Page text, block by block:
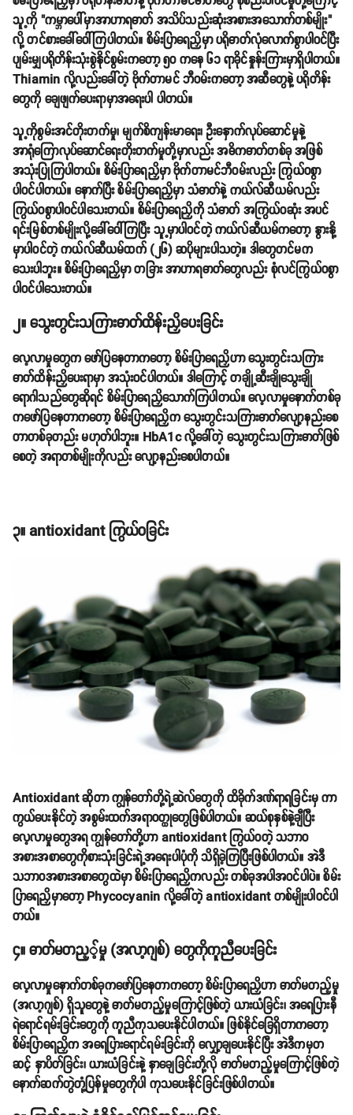
သူ့ကို "ကမ္ဘာပေါ်မှာအာဟာရဓာတ် အသိပ်သည်းဆုံးအစားအသောက်တစ်မျိုး"
လို့ တင်စားခေါ်ဝေါ်ကြပါတယ်။ စိမ်းပြာရေညှိမှာ ပရိုဓာတ်လုံလောက်စွာပါဝင်ပြီး
ပျမ်းမျှပရိုတိန်းသုံးစွဲနိုင်စွမ်းကတော့ ၅၀ ကနေ ၆၁ ရာခိုင်နှုန်းကြားမှာရှိပါတယ်။
Thiamin လို့လည်းခေါ်တဲ့ ဗိုက်တာမင် ဘီဝမ်းကတော့ အဆီတွေနဲ့ ပရိုတိန်း
တွေကို ချေဖျက်ပေးရာမှာအရေးပါ ပါတယ်။
သူ့ကိုစွမ်းအင်တိုးတက်မှု၊ မျက်စိကျန်းမာရေး၊ ဦးနှောက်လုပ်ဆောင်မှုနဲ့
အာရုံကြောလုပ်ဆောင်ရေးတိုးတက်မှုတို့မှာလည်း အဓိကဓာတ်တစ်ခု အဖြစ်
အသုံးပြုကြပါတယ်။ စိမ်းပြာရေညှိမှာ ဗိုက်တာမင်ဘီဝမ်းလည်း ကြွယ်ဝစွာ
ပါဝင်ပါတယ်။ နောက်ပြီး စိမ်းပြာရေညှိမှာ သံဓာတ်နဲ့ ကယ်လ်ဆီယမ်လည်း
ကြွယ်ဝစွာပါဝင်ပါသေးတယ်။ စိမ်းပြာရေညှိကို သံဓာတ် အကြွယ်ဝဆုံး အပင်
ရင်းမြစ်တစ်မျိုးလို့ခေါ်ဝေါ်ကြပြီး သူ့မှာပါဝင်တဲ့ ကယ်လ်ဆီယမ်ကတော့ နွားနို့
မှာပါဝင်တဲ့ ကယ်လ်ဆီယမ်ထက် (၂၆) ဆပိုများပါသတဲ့။ ဒါတွေတင်မက
သေးပါဘူး။ စိမ်းပြာရေညှိမှာ တခြား အာဟာရဓာတ်တွေလည်း စုံလင်ကြွယ်ဝစွာ
ပါဝင်ပါသေးတယ်။
၂။ သွေးတွင်းသကြားဓာတ်ထိန်းညှိပေးခြင်း
လေ့လာမှုတွေက ဖော်ပြနေတာကတော့ စိမ်းပြာရေညှိဟာ သွေးတွင်းသကြား
ဓာတ်ထိန်းညှိပေးရာမှာ အသုံးဝင်ပါတယ်။ ဒါကြောင့် တချို့ဆီးချိုသွေးချို
ရောဂါသည်တွေဆိုရင် စိမ်းပြာရေညှိသောက်ကြပါတယ်။ လေ့လာမှုနောက်တစ်ခု
ကဖော်ပြနေတာကတော့ စိမ်းပြာရေညှိက သွေးတွင်းသကြားဓာတ်လျော့နည်းစေ
တာတစ်ခုတည်း မဟုတ်ပါဘူး။ HbA1c လို့ခေါ်တဲ့ သွေးတွင်းသကြားဓာတ်ဖြစ်
စေတဲ့ အရာတစ်မျိုးကိုလည်း လျော့နည်းစေပါတယ်။
၃။ antioxidant ကြွယ်ဝခြင်း
Antioxidant ဆိုတာ ကျွန်တော်တို့ရဲ့ဆဲလ်တွေကို ထိခိုက်ဒဏ်ရာရခြင်းမှ ကာ
ကွယ်ပေးနိုင်တဲ့ အစွမ်းထက်အရာဝတ္ထုတွေဖြစ်ပါတယ်။ ဆယ်စုနှစ်နဲ့ချီပြီး
လေ့လာမှုတွေအရ ကျွန်တော်တို့ဟာ antioxidant ကြွယ်ဝတဲ့ သဘာဝ
အစားအစာတွေကိုစားသုံးခြင်းရဲ့အရေးပါပုံကို သိရှိခဲ့ကြပြီးဖြစ်ပါတယ်။ အဲဒီ
သဘာဝအစားအစာတွေထဲမှာ စိမ်းပြာရေညှိကလည်း တစ်ခုအပါအဝင်ပါပဲ။ စိမ်း
ပြာရေညှိမှာတော့ Phycocyanin လို့ခေါ်တဲ့ antioxidant တစ်မျိုးပါဝင်ပါ
တယ်။
၄။ ဓာတ်မတည့့်မှု (အလာ့ဂျစ်) တွေကိုကူညီပေးခြင်း
လေ့လာမှုနောက်တစ်ခုကဖော်ပြနေတာကတော့ စိမ်းပြာရေညှိဟာ ဓာတ်မတည့်မှု
(အလာ့ဂျစ်) ရှိသူတွေနဲ့ ဓာတ်မတည့်မှုကြောင့်ဖြစ်တဲ့ ယားယံခြင်း၊ အရေပြားနီ
ရဲရောင်ရမ်းခြင်းတွေကို ကူညီကုသပေးနိုင်ပါတယ်။ ဖြစ်နိုင်ခြေရှိတာကတော့
စိမ်းပြာရေညှိက အရေပြားရောင်ရမ်းခြင်းကို လျှော့ချပေးနိုင်ပြီး အဲဒီကမှတ
ဆင့် နှာပိတ်ခြင်း၊ ယားယံခြင်းနဲ့ နှာချေခြင်းတို့လို ဓာတ်မတည့်မှုကြောင့်ဖြစ်တဲ့
နောက်ဆက်တွဲတုံ့ပြန်မှုတွေကိုပါ ကုသပေးနိုင်ခြင်းဖြစ်ပါတယ်။